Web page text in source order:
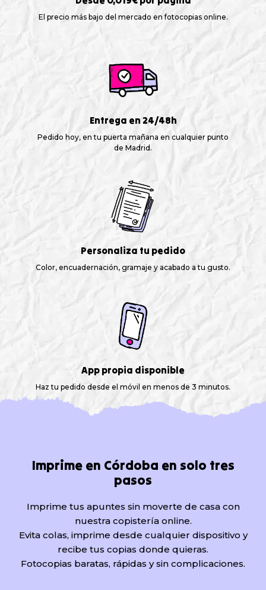
El precio más bajo del mercado en fotocopias online.
Entrega en 24/48h
Pedido hoy, en tu puerta mañana en cualquier punto
de Madrid.
Personaliza tu pedido
Color, encuadernación, gramaje y acabado a tu gusto.
App propia disponible
Haz tu pedido desde el móvil en menos de 3 minutos.
Imprime en Córdoba en solo tres
pasos
Imprime tus apuntes sin moverte de casa con
nuestra copistería online.
Evita colas, imprime desde cualquier dispositivo y
recibe tus copias donde quieras.
Fotocopias baratas, rápidas y sin complicaciones.